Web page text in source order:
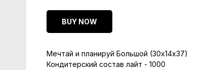
BUY NOW
Мечтай и планируй Большой (30х14х37)
Кондитерский состав лайт - 1000